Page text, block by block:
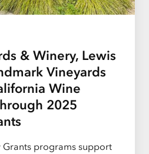
& Winery, Lewis
Vineyards
Wine
2025
programs support